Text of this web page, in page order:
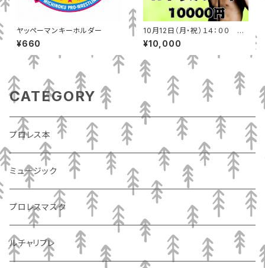
ヤッペーマンキーホルダー
¥660
10月12日（月・祝）１４：００ 秋
田テルサ（秋田市）ロイヤルシー
ト
¥10,000
CATEGORY
プロレス本
ミュージック
プロレスマスク
ルチャリブレ